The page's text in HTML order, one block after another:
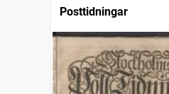
Posttidningar